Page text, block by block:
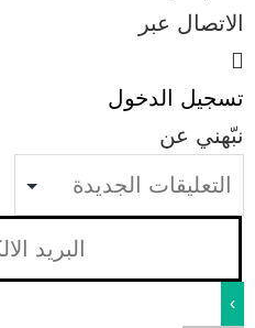
الاتصال عبر
تسجيل الدخول
نبّهني عن